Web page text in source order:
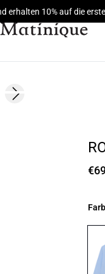
erhalten 10% auf die
Next slide